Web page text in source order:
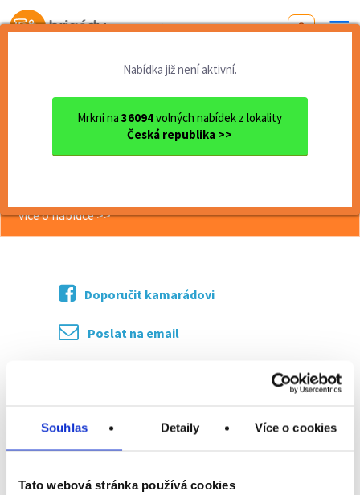
Souhlas Detaily Více o cookies
Tato webová stránka používá cookies
Od první brigády
Nabídka již není aktivní.
Mrkni na36094volných nabídek z lokality
Česká republika >>
Fakturant pro středisko ele...
Fakturant pro středisko
více o nabídce >>
Doporučit kamarádovi
Poslat na email